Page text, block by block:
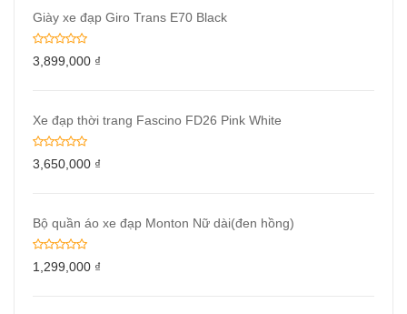
Giày xe đạp Giro Trans E70 Black
3,899,000 ₫
Xe đạp thời trang Fascino FD26 Pink White
3,650,000 ₫
Bộ quần áo xe đạp Monton Nữ dài(đen hồng)
1,299,000 ₫